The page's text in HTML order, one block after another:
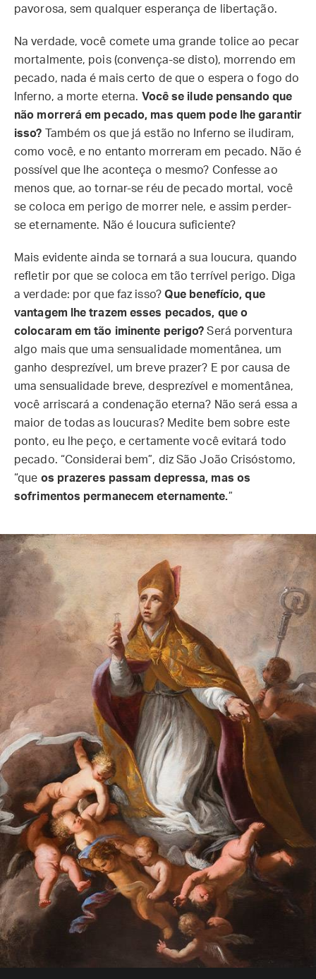
pavorosa, sem qualquer esperança de libertação.
Na verdade, você comete uma grande tolice ao pecar
mortalmente, pois (convença-se disto), morrendo em
pecado, nada é mais certo de que o espera o fogo do
Inferno, a morte eterna. Você se ilude pensando que
não morrerá em pecado, mas quem pode lhe garantir
isso? Também os que já estão no Inferno se iludiram,
como você, e no entanto morreram em pecado. Não é
possível que lhe aconteça o mesmo? Confesse ao
menos que, ao tornar-se réu de pecado mortal, você
se coloca em perigo de morrer nele, e assim perder-
se eternamente. Não é loucura suficiente?
Mais evidente ainda se tornará a sua loucura, quando
refletir por que se coloca em tão terrível perigo. Diga
a verdade: por que faz isso? Que benefício, que
vantagem lhe trazem esses pecados, que o
colocaram em tão iminente perigo? Será porventura
algo mais que uma sensualidade momentânea, um
ganho desprezível, um breve prazer? E por causa de
uma sensualidade breve, desprezível e momentânea,
você arriscará a condenação eterna? Não será essa a
maior de todas as loucuras? Medite bem sobre este
ponto, eu lhe peço, e certamente você evitará todo
pecado. “Considerai bem”, diz São João Crisóstomo,
“que os prazeres passam depressa, mas os
sofrimentos permanecem eternamente.”